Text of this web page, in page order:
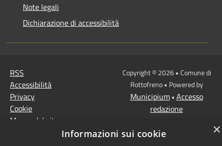
Note legali
Dichiarazione di accessibilità
RSS
Accessibilità
Privacy
Cookie
Mappa del sito
Copyright © 2026 • Comune di
Rottofreno • Powered by
Municipium• Accesso
redazione
×
Informazioni sui cookie